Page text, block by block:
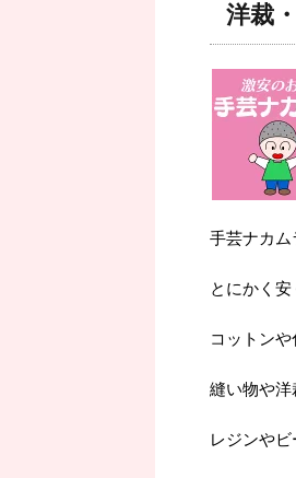
洋裁
手芸ナカム
とにかく安
コットン
縫い物や洋
レジンやビ